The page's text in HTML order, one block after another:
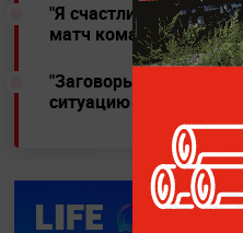
"Я счастлив быть
матч команды
"Заговоры не для
ситуацию в "Спартаке"